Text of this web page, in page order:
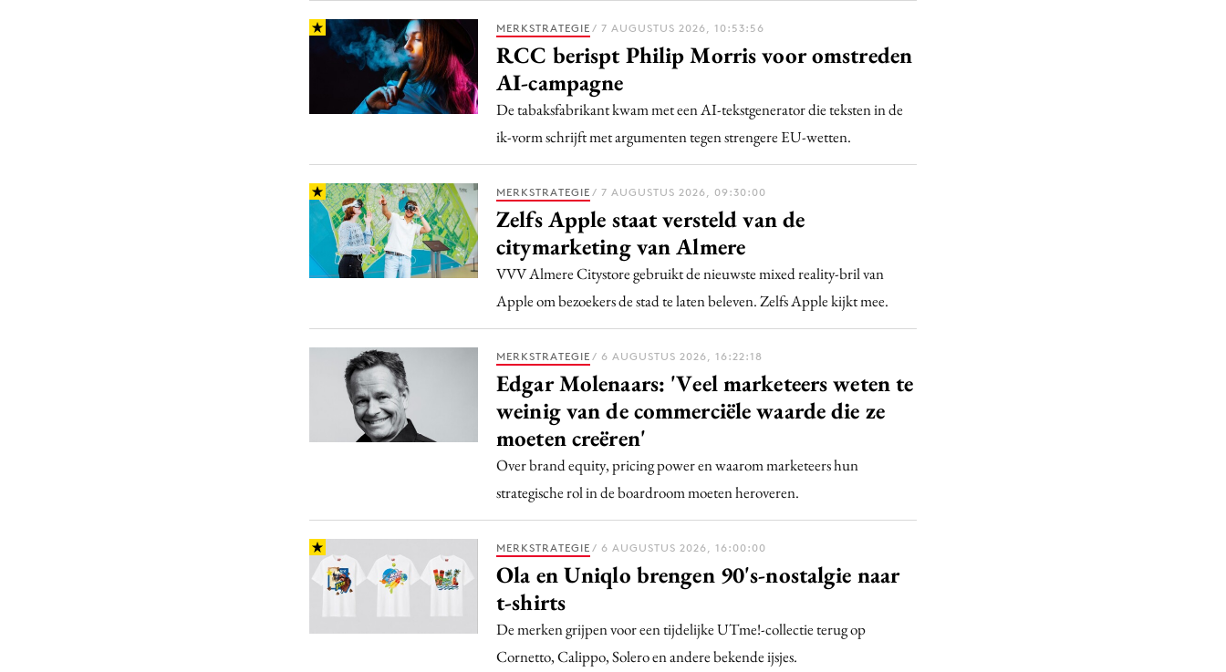
MERKSTRATEGIE / 7 AUGUSTUS 2026, 10:53:56
RCC berispt Philip Morris voor omstreden
AI-campagne
De tabaksfabrikant kwam met een AI-tekstgenerator die teksten in de
ik-vorm schrijft met argumenten tegen strengere EU-wetten.
MERKSTRATEGIE / 7 AUGUSTUS 2026, 09:30:00
Zelfs Apple staat versteld van de
citymarketing van Almere
VVV Almere Citystore gebruikt de nieuwste mixed reality-bril van
Apple om bezoekers de stad te laten beleven. Zelfs Apple kijkt mee.
MERKSTRATEGIE / 6 AUGUSTUS 2026, 16:22:18
Edgar Molenaars: 'Veel marketeers weten te
weinig van de commerciële waarde die ze
moeten creëren'
Over brand equity, pricing power en waarom marketeers hun
strategische rol in de boardroom moeten heroveren.
MERKSTRATEGIE / 6 AUGUSTUS 2026, 16:00:00
Ola en Uniqlo brengen 90's-nostalgie naar
t-shirts
De merken grijpen voor een tijdelijke UTme!-collectie terug op
Cornetto, Calippo, Solero en andere bekende ijsjes.